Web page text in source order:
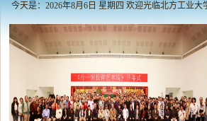
今天是：2026年8月6日 星期四 欢迎光临北方工业大